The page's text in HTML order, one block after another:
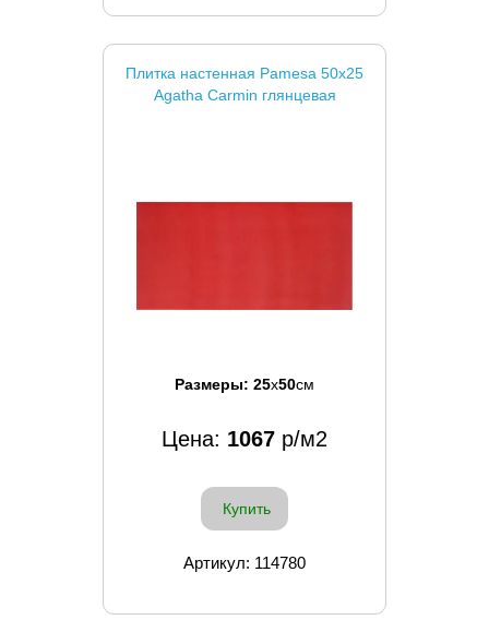
Плитка настенная Pamesa 50x25
Agatha Carmin глянцевая
Размеры: 25x50см
Цена: 1067 р/м2
Купить
Артикул: 114780